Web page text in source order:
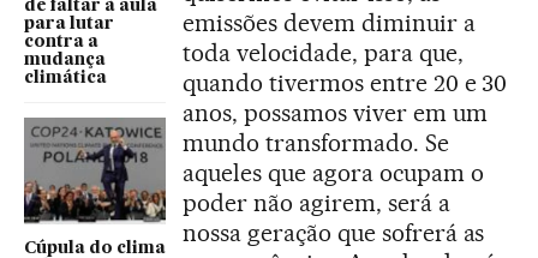
de faltar à aula
para lutar
contra a
mudança
climática
Cúpula do clima
emissões devem diminuir a
toda velocidade, para que,
quando tivermos entre 20 e 30
anos, possamos viver em um
mundo transformado. Se
aqueles que agora ocupam o
poder não agirem, será a
nossa geração que sofrerá as